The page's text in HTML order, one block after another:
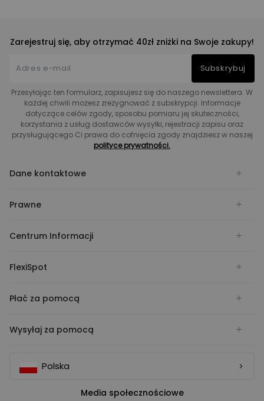
Zarejestruj się, aby otrzymać 40zł zniżki na Swoje zakupy!
Subskrybuj
Przesyłając ten formularz, zapisujesz się do naszego newslettera. W
każdej chwili możesz zrezygnować z subskrypcji. Informacje
dotyczące celów zgody, sposobu pomiaru jej skuteczności,
korzystania z usług dostawców wysyłki, rejestracji zapisu oraz
przysługującego Ci prawa do cofnięcia zgody znajdziesz w naszej
polityce prywatności.
Dane kontaktowe
Prawne
Centrum Informacji
FlexiSpot
Płać za pomocą
Wysyłaj za pomocą
Polska
Media społecznościowe